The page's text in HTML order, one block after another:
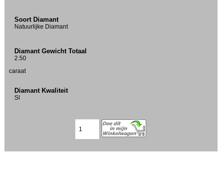
Soort Diamant
Natuurlijke Diamant
Diamant Gewicht Totaal
2.50
caraat
Diamant Kwaliteit
SI